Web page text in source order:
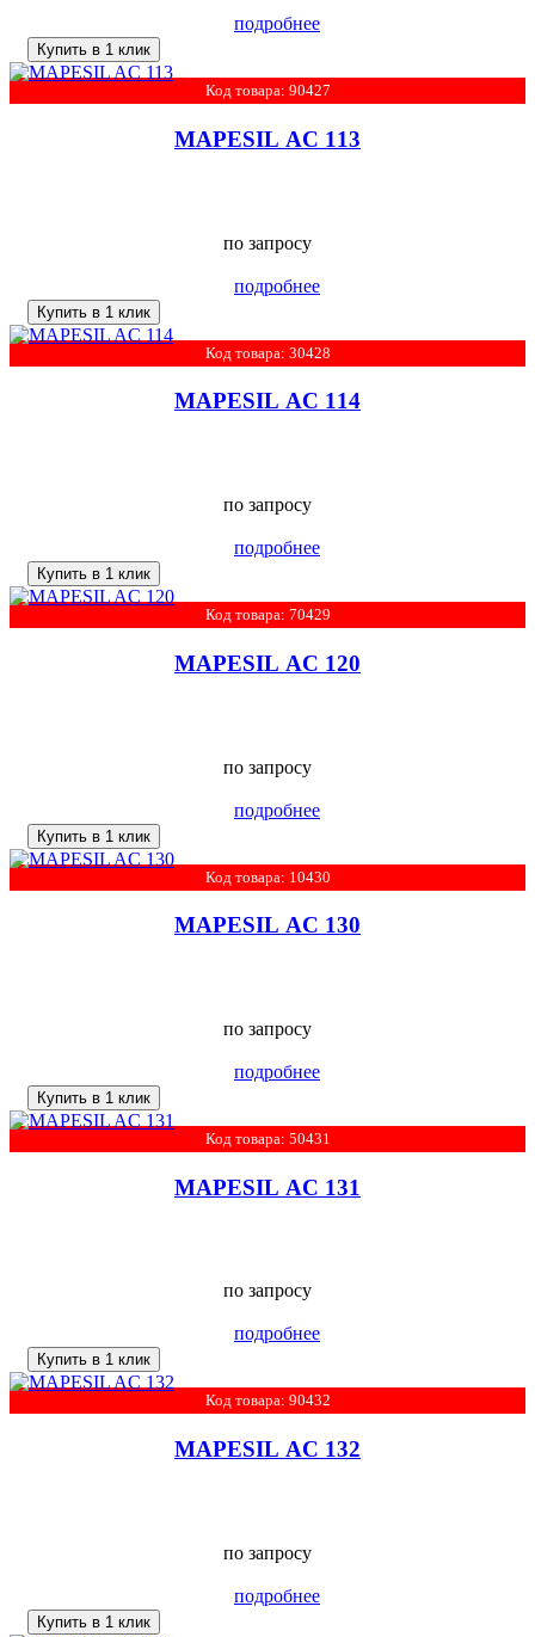
подробнее
Купить в 1 клик
Код товара: 90427
MAPESIL AC 113
по запросу
подробнее
Купить в 1 клик
Код товара: 30428
MAPESIL AC 114
по запросу
подробнее
Купить в 1 клик
Код товара: 70429
MAPESIL AC 120
по запросу
подробнее
Купить в 1 клик
Код товара: 10430
MAPESIL AC 130
по запросу
подробнее
Купить в 1 клик
Код товара: 50431
MAPESIL AC 131
по запросу
подробнее
Купить в 1 клик
Код товара: 90432
MAPESIL AC 132
по запросу
подробнее
Купить в 1 клик